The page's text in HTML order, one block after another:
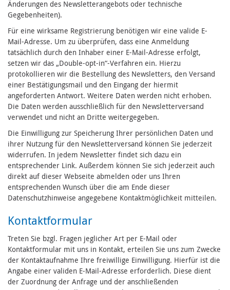
Änderungen des Newsletterangebots oder technische
Gegebenheiten).
Für eine wirksame Registrierung benötigen wir eine valide E-
Mail-Adresse. Um zu überprüfen, dass eine Anmeldung
tatsächlich durch den Inhaber einer E-Mail-Adresse erfolgt,
setzen wir das „Double-opt-in“-Verfahren ein. Hierzu
protokollieren wir die Bestellung des Newsletters, den Versand
einer Bestätigungsmail und den Eingang der hiermit
angeforderten Antwort. Weitere Daten werden nicht erhoben.
Die Daten werden ausschließlich für den Newsletterversand
verwendet und nicht an Dritte weitergegeben.
Die Einwilligung zur Speicherung Ihrer persönlichen Daten und
ihrer Nutzung für den Newsletterversand können Sie jederzeit
widerrufen. In jedem Newsletter findet sich dazu ein
entsprechender Link. Außerdem können Sie sich jederzeit auch
direkt auf dieser Webseite abmelden oder uns Ihren
entsprechenden Wunsch über die am Ende dieser
Datenschutzhinweise angegebene Kontaktmöglichkeit mitteilen.
Kontaktformular
Treten Sie bzgl. Fragen jeglicher Art per E-Mail oder
Kontaktformular mit uns in Kontakt, erteilen Sie uns zum Zwecke
der Kontaktaufnahme Ihre freiwillige Einwilligung. Hierfür ist die
Angabe einer validen E-Mail-Adresse erforderlich. Diese dient
der Zuordnung der Anfrage und der anschließenden